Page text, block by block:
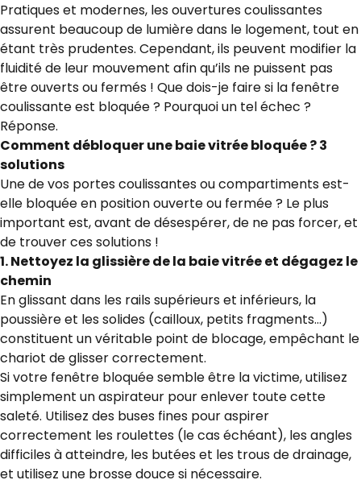
Pratiques et modernes, les ouvertures coulissantes
assurent beaucoup de lumière dans le logement, tout en
étant très prudentes. Cependant, ils peuvent modifier la
fluidité de leur mouvement afin qu’ils ne puissent pas
être ouverts ou fermés ! Que dois-je faire si la fenêtre
coulissante est bloquée ? Pourquoi un tel échec ?
Réponse.
Comment débloquer une baie vitrée bloquée ? 3
solutions
Une de vos portes coulissantes ou compartiments est-
elle bloquée en position ouverte ou fermée ? Le plus
important est, avant de désespérer, de ne pas forcer, et
de trouver ces solutions !
1. Nettoyez la glissière de la baie vitrée et dégagez le
chemin
En glissant dans les rails supérieurs et inférieurs, la
poussière et les solides (cailloux, petits fragments…)
constituent un véritable point de blocage, empêchant le
chariot de glisser correctement.
Si votre fenêtre bloquée semble être la victime, utilisez
simplement un aspirateur pour enlever toute cette
saleté. Utilisez des buses fines pour aspirer
correctement les roulettes (le cas échéant), les angles
difficiles à atteindre, les butées et les trous de drainage,
et utilisez une brosse douce si nécessaire.